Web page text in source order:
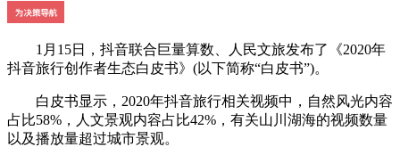
1月15日，抖音联合巨量算数、人民文旅发布了《2020年
抖音旅行创作者生态白皮书》(以下简称“白皮书”)。
白皮书显示，2020年抖音旅行相关视频中，自然风光内容
占比58%，人文景观内容占比42%，有关山川湖海的视频数量
以及播放量超过城市景观。